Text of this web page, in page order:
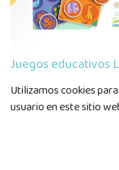
Juegos educativos
18,95€
Utilizamos cookies
usuario en este sitio